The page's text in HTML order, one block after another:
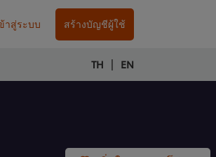
าสู่ระบบ สร้างบัญชีผู้ใช้
TH | EN